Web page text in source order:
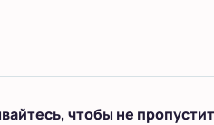
чтобы не